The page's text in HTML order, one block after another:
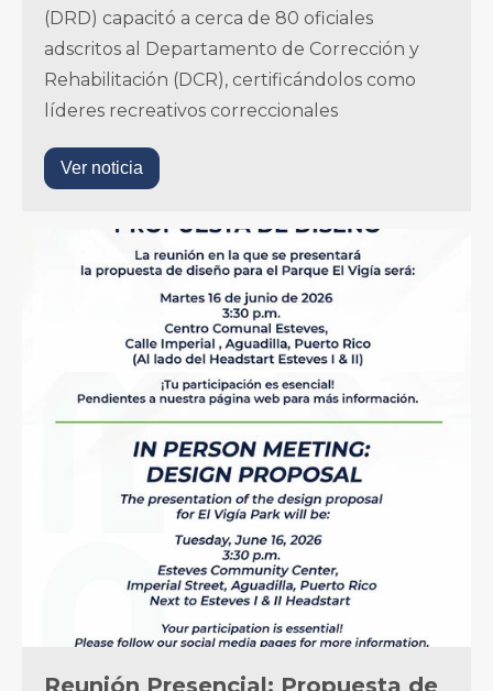
(DRD) capacitó a cerca de 80 oficiales
adscritos al Departamento de Corrección y
Rehabilitación (DCR), certificándolos como
líderes recreativos correccionales
Ver noticia
Reunión Presencial: Propuesta de